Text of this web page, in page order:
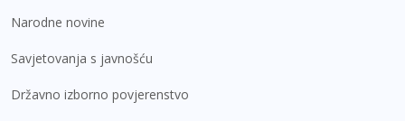
Narodne novine
Savjetovanja s javnošću
Državno izborno povjerenstvo